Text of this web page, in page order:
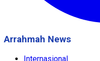
Arrahmah News
Internasional